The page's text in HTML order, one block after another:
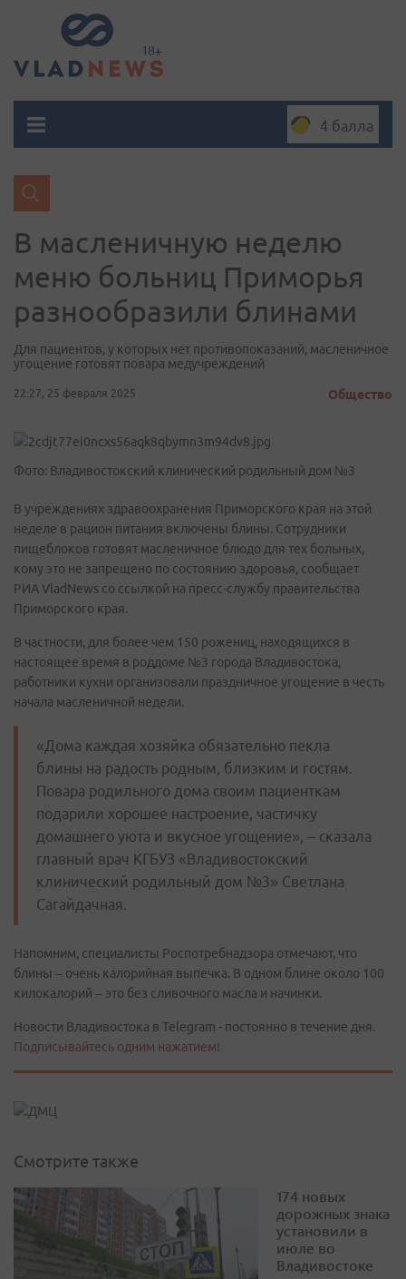
4 балла
В масленичную неделю
меню больниц Приморья
разнообразили блинами
Для пациентов, у которых нет противопоказаний, масленичное
угощение готовят повара медучреждений
22:27, 25 февраля 2025 Общество
Фото: Владивостокский клинический родильный дом №3
В учреждениях здравоохранения Приморского края на этой
неделе в рацион питания включены блины. Сотрудники
пищеблоков готовят масленичное блюдо для тех больных,
кому это не запрещено по состоянию здоровья, сообщает
РИА VladNews со ссылкой на пресс-службу правительства
Приморского края.
В частности, для более чем 150 рожениц, находящихся в
настоящее время в роддоме №3 города Владивостока,
работники кухни организовали праздничное угощение в честь
начала масленичной недели.
«Дома каждая хозяйка обязательно пекла
блины на радость родным, близким и гостям.
Повара родильного дома своим пациенткам
подарили хорошее настроение, частичку
домашнего уюта и вкусное угощение», – сказала
главный врач КГБУЗ «Владивостокский
клинический родильный дом №3» Светлана
Сагайдачная.
Напомним, специалисты Роспотребнадзора отмечают, что
блины – очень калорийная выпечка. В одном блине около 100
килокалорий – это без сливочного масла и начинки.
Новости Владивостока в Telegram - постоянно в течение дня.
Подписывайтесь одним нажатием!
Смотрите также
174 новых
дорожных знака
установили в
июле во
Владивостоке